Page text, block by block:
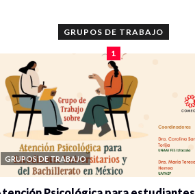
GRUPOS DE TRABAJO
1
GRUPOS DE TRABAJO